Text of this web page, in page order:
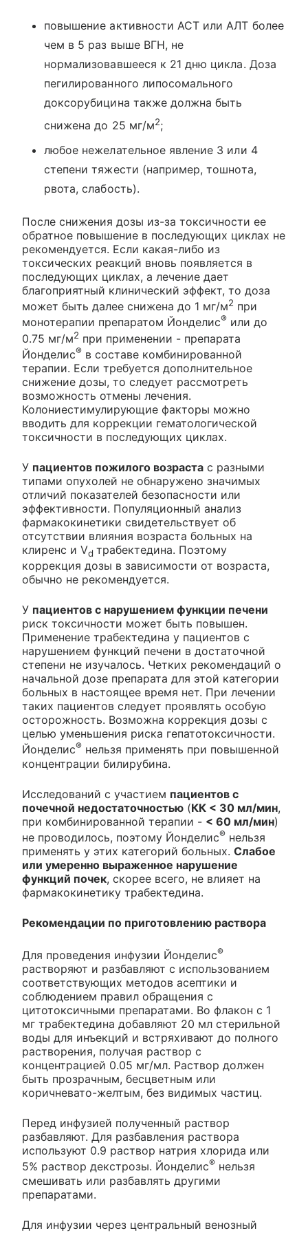
повышение активности ACT или АЛТ более
чем в 5 раз выше ВГН, не
нормализовавшееся к 21 дню цикла. Доза
пегилированного липосомального
доксорубицина также должна быть
снижена до 25 мг/м2;
любое нежелательное явление 3 или 4
степени тяжести (например, тошнота,
рвота, слабость).
После снижения дозы из-за токсичности ее
обратное повышение в последующих циклах не
рекомендуется. Если какая-либо из
токсических реакций вновь появляется в
последующих циклах, а лечение дает
благоприятный клинический эффект, то доза
может быть далее снижена до 1 мг/м2 при
монотерапии препаратом Йонделис® или до
0.75 мг/м2 при применении - препарата
Йонделис® в составе комбинированной
терапии. Если требуется дополнительное
снижение дозы, то следует рассмотреть
возможность отмены лечения.
Колониестимулирующие факторы можно
вводить для коррекции гематологической
токсичности в последующих циклах.
У пациентов пожилого возраста с разными
типами опухолей не обнаружено значимых
отличий показателей безопасности или
эффективности. Популяционный анализ
фармакокинетики свидетельствует об
отсутствии влияния возраста больных на
клиренс и Vd трабектедина. Поэтому
коррекция дозы в зависимости от возраста,
обычно не рекомендуется.
У пациентов с нарушением функции печени
риск токсичности может быть повышен.
Применение трабектедина у пациентов с
нарушением функций печени в достаточной
степени не изучалось. Четких рекомендаций о
начальной дозе препарата для этой категории
больных в настоящее время нет. При лечении
таких пациентов следует проявлять особую
осторожность. Возможна коррекция дозы с
целью уменьшения риска гепатотоксичности.
Йонделис® нельзя применять при повышенной
концентрации билирубина.
Исследований с участием пациентов с
почечной недостаточностью (КК < 30 мл/мин,
при комбинированной терапии - < 60 мл/мин)
не проводилось, поэтому Йонделис® нельзя
применять у этих категорий больных. Слабое
или умеренно выраженное нарушение
функций почек, скорее всего, не влияет на
фармакокинетику трабектедина.
Рекомендации по приготовлению раствора
Для проведения инфузии Йонделис®
растворяют и разбавляют с использованием
соответствующих методов асептики и
соблюдением правил обращения с
цитотоксичными препаратами. Во флакон с 1
мг трабектедина добавляют 20 мл стерильной
воды для инъекций и встряхивают до полного
растворения, получая раствор с
концентрацией 0.05 мг/мл. Раствор должен
быть прозрачным, бесцветным или
коричневато-желтым, без видимых частиц.
Перед инфузией полученный раствор
разбавляют. Для разбавления раствора
используют 0.9 раствор натрия хлорида или
5% раствор декстрозы. Йонделис® нельзя
смешивать или разбавлять другими
препаратами.
Для инфузии через центральный венозный